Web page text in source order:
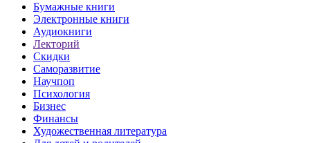
Бумажные книги
Электронные книги
Аудиокниги
Лекторий
Скидки
Саморазвитие
Научпоп
Психология
Бизнес
Финансы
Художественная литература